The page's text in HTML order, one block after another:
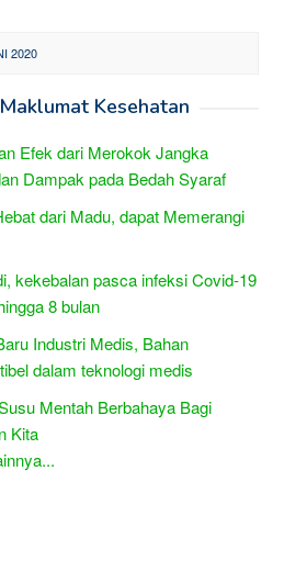
2020
Maklumat Kesehatan
Efek dari Merokok Jangka
Dampak pada Bedah Syaraf
dari Madu, dapat Memerangi
kekebalan pasca infeksi Covid-19
8 bulan
Industri Medis, Bahan
dalam teknologi medis
Mentah Berbahaya Bagi
Kita